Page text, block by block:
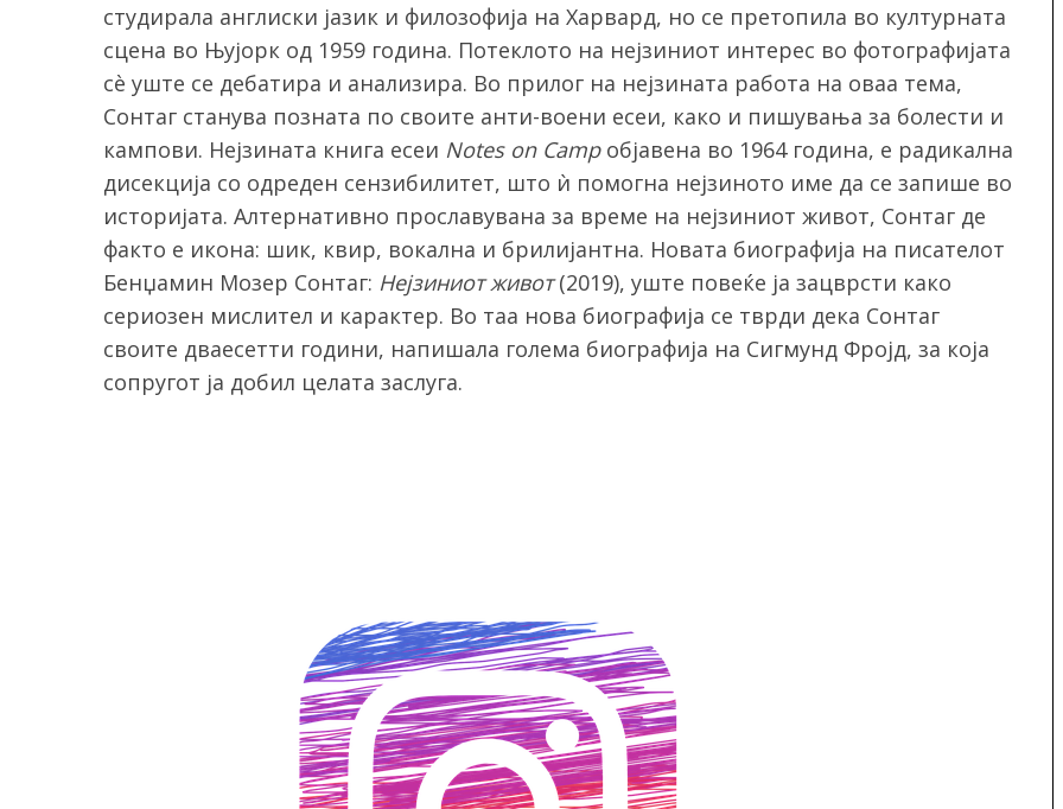
студирала англиски јазик и филозофија на Харвард, но се претопила во културната
сцена во Њујорк од 1959 година. Потеклото на нејзиниот интерес во фотографијата
сè уште се дебатира и анализира. Во прилог на нејзината работа на оваа тема,
Сонтаг станува позната по своите анти-воени есеи, како и пишувања за болести и
кампови. Нејзината книга есеи Notes on Campобјавена во 1964 година, е радикална
дисекција со одреден сензибилитет, што ѝ помогна нејзиното име да се запише во
историјата. Алтернативно прославувана за време на нејзиниот живот, Сонтаг де
факто е икона: шик, квир, вокална и брилијантна. Новата биографија на писателот
Бенџамин Мозер Сонтаг: Нејзиниот живот(2019), уште повеќе ја зацврсти како
сериозен мислител и карактер. Во таа нова биографија се тврди дека Сонтаг
своите дваесетти години, напишала голема биографија на Сигмунд Фројд, за која
сопругот ја добил целата заслуга.
c
h
f
: